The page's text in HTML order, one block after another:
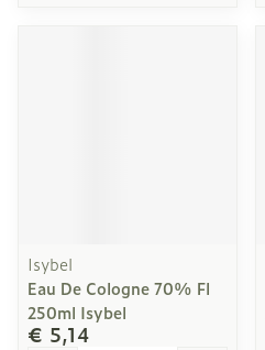
Isybel
Eau De Cologne 70% Fl
250ml Isybel
€ 5,14